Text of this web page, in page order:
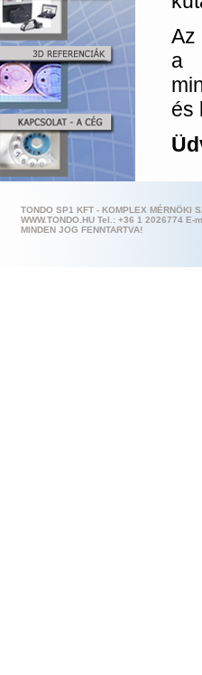
Az
a
és
TONDO SP1 KFT - KOMPLEX MÉRNÖKI
WWW.TONDO.HU Tel.: +36 1 2026774 E-
MINDEN JOG FENNTARTVA!